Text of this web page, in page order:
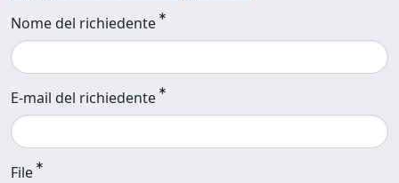
Nome del richiedente
E-mail del richiedente
File